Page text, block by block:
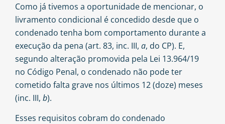
Como já tivemos a oportunidade de mencionar, o
livramento condicional é concedido desde que o
condenado tenha bom comportamento durante a
execução da pena (art. 83, inc. III, a, do CP). E,
segundo alteração promovida pela Lei 13.964/19
no Código Penal, o condenado não pode ter
cometido falta grave nos últimos 12 (doze) meses
(inc. III, b).
Esses requisitos cobram do condenado